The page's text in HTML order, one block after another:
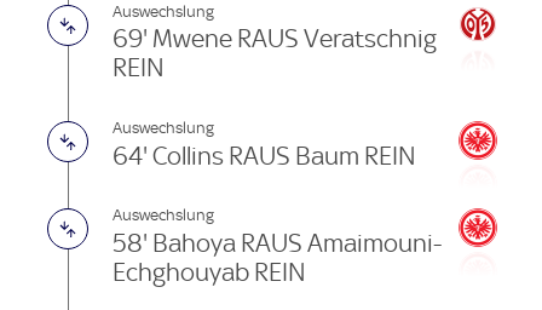
Auswechslung
69' Mwene RAUS Veratschnig
REIN
Auswechslung
64' Collins RAUS Baum REIN
Auswechslung
58' Bahoya RAUS Amaimouni-
Echghouyab REIN